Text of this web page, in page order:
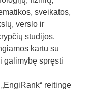
sveikatos,
verslo ir
studijos.
kartu su
galimybę spręsti
reitinge